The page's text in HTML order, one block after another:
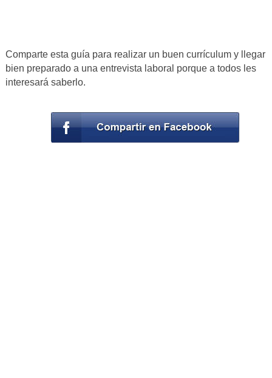
Comparte esta guía para realizar un buen currículum y llegar
bien preparado a una entrevista laboral porque a todos les
interesará saberlo.